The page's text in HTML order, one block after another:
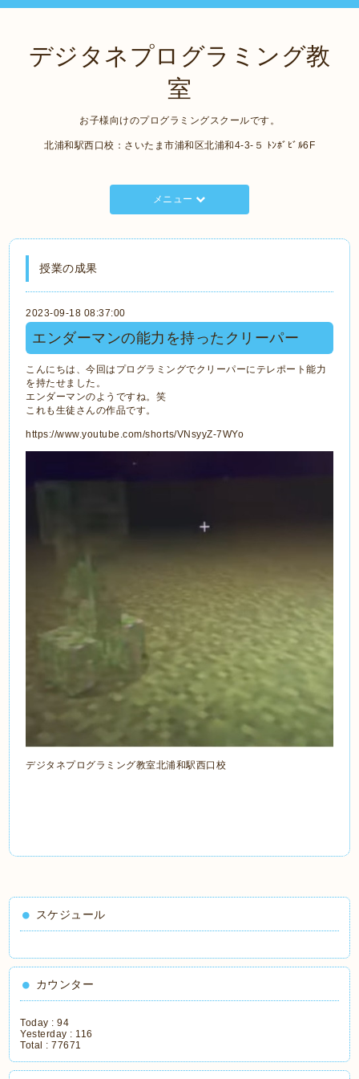
デジタネプログラミング教
室
お子様向けのプログラミングスクールです。
北浦和駅西口校：さいたま市浦和区北浦和4-3-５ ﾄﾝﾎﾞﾋﾞﾙ6F
メニュー
授業の成果
2023-09-18 08:37:00
エンダーマンの能力を持ったクリーパー
こんにちは、今回はプログラミングでクリーパーにテレポート能力
を持たせました。
エンダーマンのようですね。笑
これも生徒さんの作品です。
https://www.youtube.com/shorts/VNsyyZ-7WYo
デジタネプログラミング教室北浦和駅西口校
スケジュール
カウンター
Today :94
Yesterday : 116
Total :77671